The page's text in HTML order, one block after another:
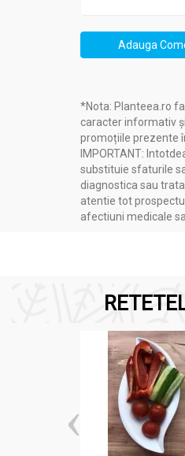
Brandul
piele, inclusiv
Ceara
INCI:
RO:
Adauga
*Nota: Planteea.ro
caracter informativ
promoțiile prezente
IMPORTANT:
substituie sfaturile
diagnostica sau
atentie tot
afectiuni medicale